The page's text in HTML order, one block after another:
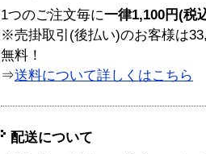
1つのご注文毎に一律1,100円(税
※売掛取引(後払い)のお客様は
無料！
⇒送料について詳しくはこちら
配送について